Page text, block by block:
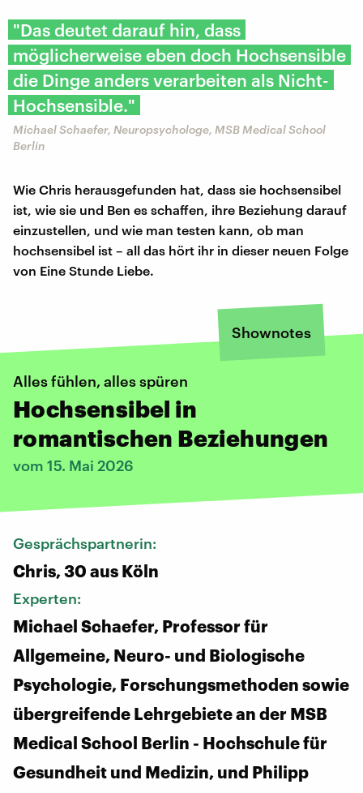
"Das deutet darauf hin, dass
möglicherweise eben doch Hochsensible
die Dinge anders verarbeiten als Nicht-
Hochsensible."
Michael Schaefer, Neuropsychologe, MSB Medical School
Berlin
Wie Chris herausgefunden hat, dass sie hochsensibel
ist, wie sie und Ben es schaffen, ihre Beziehung darauf
einzustellen, und wie man testen kann, ob man
hochsensibel ist – all das hört ihr in dieser neuen Folge
von Eine Stunde Liebe.
Shownotes
Alles fühlen, alles spüren
Hochsensibel in
romantischen Beziehungen
vom 15. Mai 2026
Gesprächspartnerin:
Chris, 30 aus Köln
Experten:
Michael Schaefer, Professor für
Allgemeine, Neuro- und Biologische
Psychologie, Forschungsmethoden sowie
übergreifende Lehrgebiete an der MSB
Medical School Berlin - Hochschule für
Gesundheit und Medizin, und Philipp